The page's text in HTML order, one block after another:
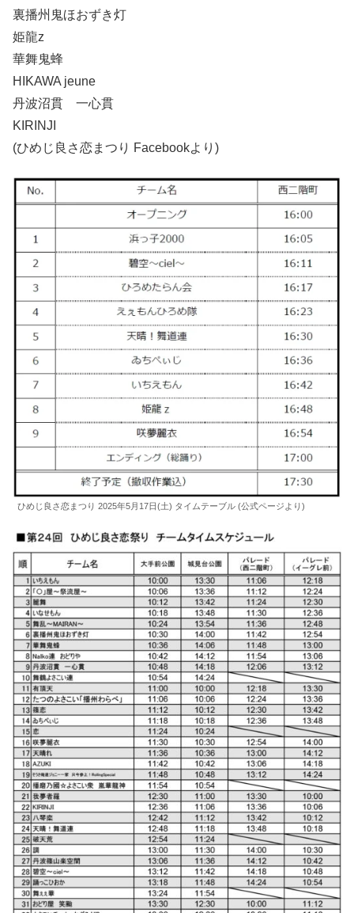
裏播州鬼ほおずき灯
姫龍z
華舞鬼蜂
HIKAWA jeune
丹波沼貫 一心貫
KIRINJI
(ひめじ良さ恋まつり Facebookより)
ひめじ良さ恋まつり 2025年5月17日(土) タイムテーブル (公式ページより)